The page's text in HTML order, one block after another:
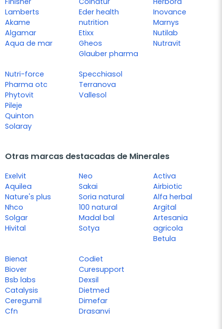
Lamberts
Akame
Algamar
Aqua de mar
Eder health
nutrition
Etixx
Gheos
Glauber pharma
Inovance
Marnys
Nutilab
Nutravit
Nutri-force
Pharma otc
Phytovit
Pileje
Quinton
Solaray
Specchiasol
Terranova
Vallesol
Otras marcas destacadas de Minerales
Exelvit
Aquilea
Nature's plus
Nhco
Solgar
Hivital
Neo
Sakai
Soria natural
100 natural
Madal bal
Sotya
Activa
Airbiotic
Alfa herbal
Argital
Artesania
agricola
Betula
Bienat
Biover
Bsb labs
Catalysis
Ceregumil
Cfn
Codiet
Curesupport
Dexsil
Dietmed
Dimefar
Drasanvi